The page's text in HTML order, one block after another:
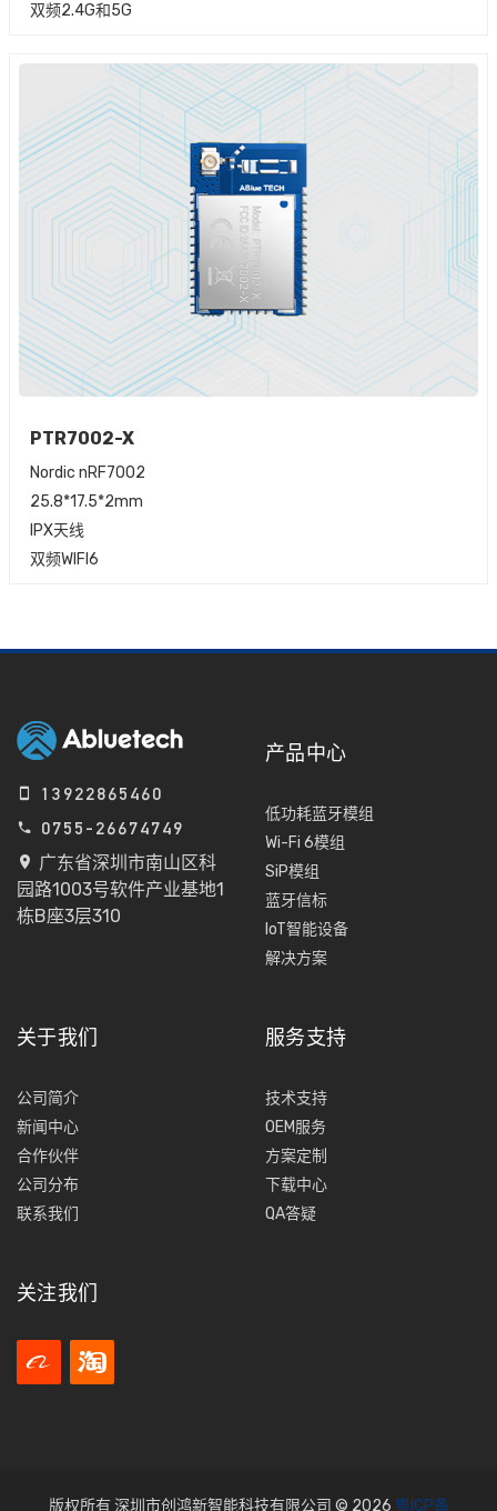
双频2.4G和5G
PTR7002-X
Nordic nRF7002
25.8*17.5*2mm
IPX天线
双频WIFI6
13922865460
0755-26674749
广东省深圳市南山区科
园路1003号软件产业基地1
栋B座3层310
产品中心
低功耗蓝牙模组
Wi-Fi 6模组
SiP模组
蓝牙信标
IoT智能设备
解决方案
关于我们
公司简介
新闻中心
合作伙伴
公司分布
联系我们
服务支持
技术支持
OEM服务
方案定制
下载中心
QA答疑
关注我们
版权所有 深圳市创鸿新智能科技有限公司 © 2026 粤ICP备